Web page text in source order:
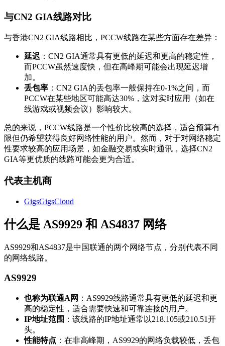
与CN2 GIA线路对比
与香港CN2 GIA线路相比，PCCW线路在某些方面存在差异：
延迟 ：CN2 GIA通常具有更低的延迟和更高的稳定性，
而PCCW虽然速度快，但在高峰期可能会出现延迟增
加。
丢包率 ：CN2 GIA的丢包率一般保持在0-1%之间，而
PCCW在某些地区可能高达30%，这对实时应用（如在
线游戏或视频会议）影响较大。
总的来说，PCCW线路是一个性价比较高的选择，适合预算有
限但仍希望获得良好网络性能的用户。然而，对于对网络稳定
性要求较高的应用场景，如金融交易或实时通讯，选择CN2
GIA等更优质的线路可能会更为合适。
代表主机商
GigsGigsCloud
什么是 AS9929 和 AS4837 网络
AS9929和AS4837是中国联通的两个网络节点，分别代表不同
的网络线路。
AS9929
也称为联通A网 ：AS9929线路通常具有更低的延迟和更
高的稳定性，适合需要快速和可靠连接的用户。
IP地址范围 ：该线路的IP地址通常以218.105或210.51开
头。
性能特点 ：在非高峰期，AS9929的网络负载较低，丢包